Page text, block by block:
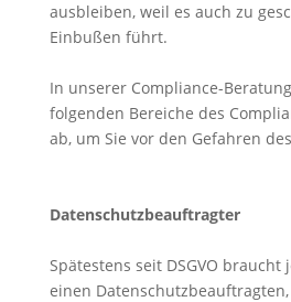
ausbleiben, weil es auch zu
Einbußen führt.
In unserer Compliance-
folgenden Bereiche des
ab, um Sie vor den Gefahren
Datenschutzbeauftragter
Spätestens seit DSGVO
einen